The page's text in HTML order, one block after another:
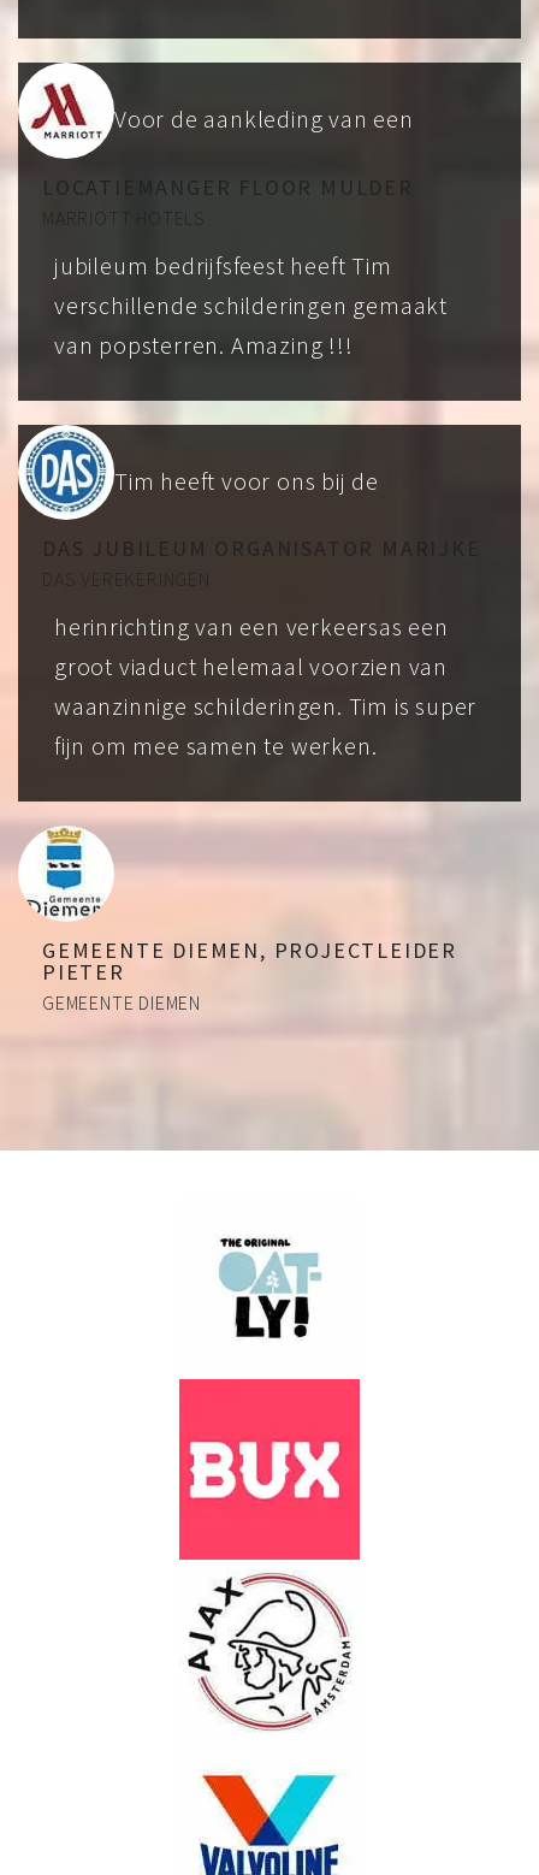
LOCATIEMANGER FLOOR MULDER
MARRIOTT HOTELS
Voor de aankleding van een
jubileum bedrijfsfeest heeft Tim
verschillende schilderingen gemaakt
van popsterren. Amazing !!!
DAS JUBILEUM ORGANISATOR MARIJKE
DAS VEREKERINGEN
Tim heeft voor ons bij de
herinrichting van een verkeersas een
groot viaduct helemaal voorzien van
waanzinnige schilderingen. Tim is super
fijn om mee samen te werken.
GEMEENTE DIEMEN, PROJECTLEIDER
PIETER
GEMEENTE DIEMEN